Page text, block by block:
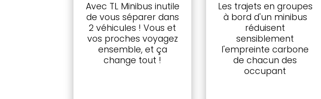
Avec TL Minibus inutile
de vous séparer dans
2 véhicules ! Vous et
vos proches voyagez
ensemble, et ça
change tout !
Les trajets en groupes
à bord d'un minibus
réduisent
sensiblement
l'empreinte carbone
de chacun des
occupant